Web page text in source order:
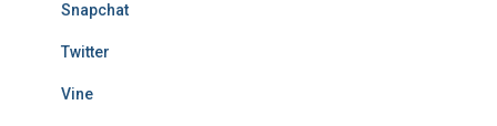
Snapchat
Twitter
Vine